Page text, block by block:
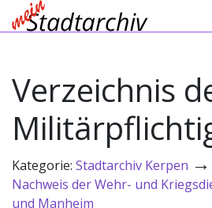
Verzeichnis
Kategorie: Stadtarchiv Kerpen →
Nachweis der Wehr- und
und Manheim